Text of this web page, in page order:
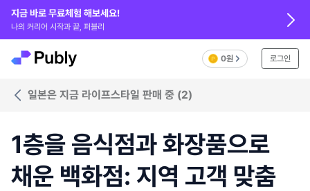
지금 바로 무료체험 해보세요!
나의 커리어 시작과 끝, 퍼블리
0원 로그인
일본은 지금 라이프스타일 판매 중 (2)
1층을 음식점과 화장품으로
채운 백화점: 지역 고객 맞춤